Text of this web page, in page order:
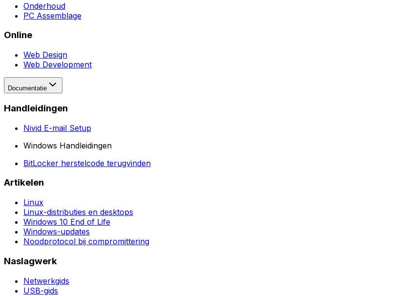
Onderhoud
PC Assemblage
Online
Web Design
Web Development
Documentatie
Handleidingen
Nivid E-mail Setup
Windows Handleidingen
BitLocker herstelcode terugvinden
Artikelen
Linux
Linux-distributies en desktops
Windows 10 End of Life
Windows-updates
Noodprotocol bij compromittering
Naslagwerk
Netwerkgids
USB-gids